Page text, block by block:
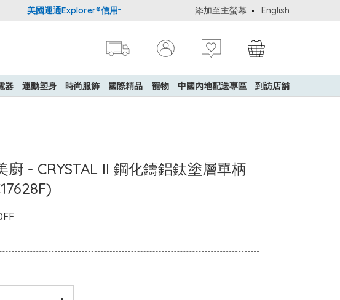
美國運通Explorer®信用卡會員購物禮遇：高達5%簽賬回贈！ 購買一般貨品(冷凍食
添加至主螢幕 English
器 運動塑身 時尚服飾 國際精品 寵物 中國內地配送專區 到訪店舖
- CRYSTAL II 鋼化鑄鋁鈦塗層單柄